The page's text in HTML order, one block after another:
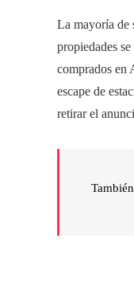
La mayoría de
propiedades
comprados en
escape de
retirar el